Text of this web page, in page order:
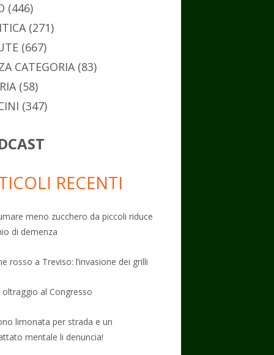
(446)
(271)
(667)
CATEGORIA(83)
(58)
(347)
RECENTI
meno zucchero da piccoli riduce
di demenza
rosso a Treviso: l’invasione dei grilli
oltraggio al Congresso
limonata per strada e un
mentale li denuncia!